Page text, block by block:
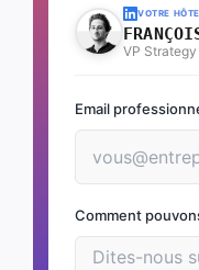
VOTRE HÔTE
VP
Email
Comment